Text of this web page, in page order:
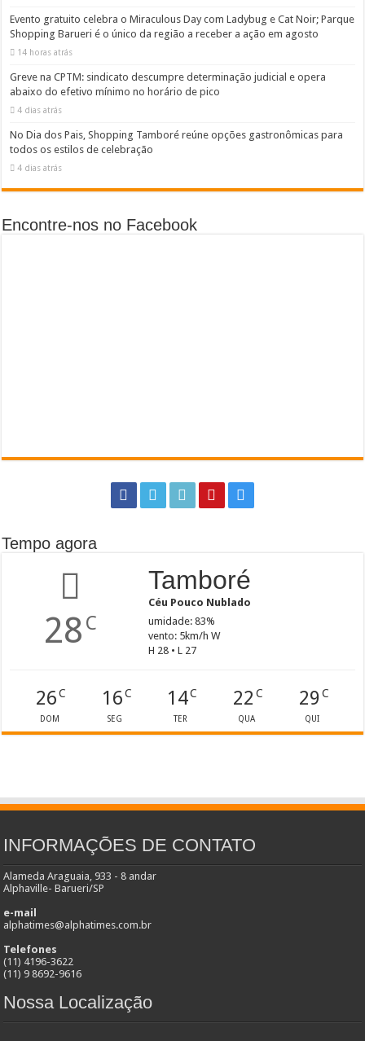
Evento gratuito celebra o Miraculous Day com Ladybug e Cat Noir; Parque
Shopping Barueri é o único da região a receber a ação em agosto
14 horas atrás
Greve na CPTM: sindicato descumpre determinação judicial e opera
abaixo do efetivo mínimo no horário de pico
4 dias atrás
No Dia dos Pais, Shopping Tamboré reúne opções gastronômicas para
todos os estilos de celebração
4 dias atrás
Encontre-nos no Facebook
Tempo agora
28 C
Tamboré
Céu Pouco Nublado
umidade: 83%
vento: 5km/h W
H 28 • L 27
26C
DOM
16C
SEG
14C
TER
22 C
QUA
29C
QUI
INFORMAÇÕES DE CONTATO
Alameda Araguaia, 933 - 8 andar
Alphaville- Barueri/SP
e-mail
alphatimes@alphatimes.com.br
Telefones
(11) 4196-3622
(11) 9 8692-9616
Nossa Localização